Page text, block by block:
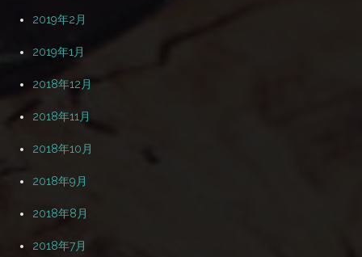
2019年2月
2019年1月
2018年12月
2018年11月
2018年10月
2018年9月
2018年8月
2018年7月